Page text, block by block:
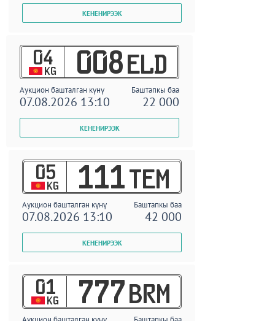
04
KG 008 ELD
Аукцион башталган күнү Баштапкы баа
07.08.2026 13:10 22 000
05
KG 111 TEM
Аукцион башталган күнү Баштапкы баа
07.08.2026 13:10 42 000
01
KG 777 BRM